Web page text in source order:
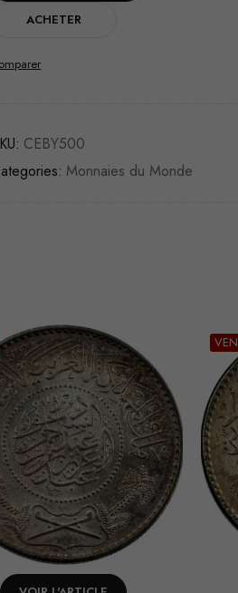
ACHETER
CEBY500
Monnaies du Monde